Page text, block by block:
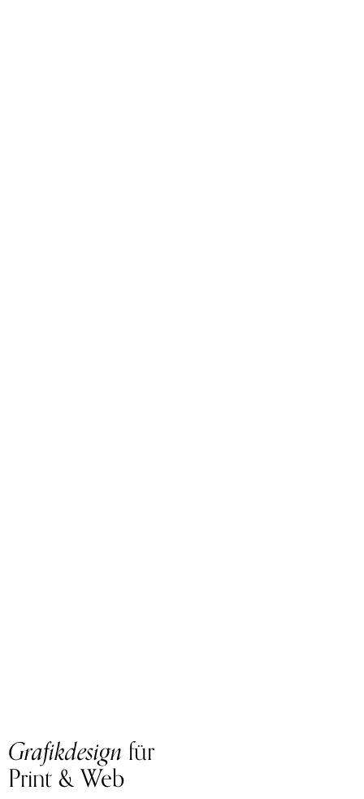
Grafikdesign für
Print & Web